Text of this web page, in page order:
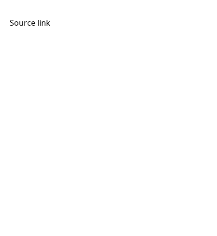
Source link